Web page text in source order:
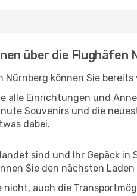
über die Flughäfen
Nürnberg können Sie
alle Einrichtungen und
Souvenirs und die
dabei.
sind und Ihr Gepäck
Sie den nächsten
nicht, auch die